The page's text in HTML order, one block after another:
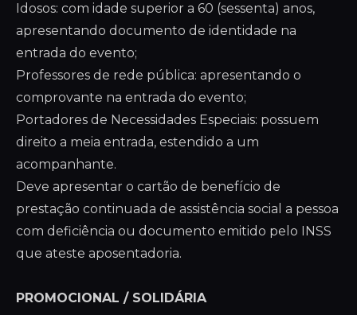
Idosos: com idade superior a 60 (sessenta) anos,
apresentando documento de identidade na
entrada do evento;
Professores de rede pública: apresentando o
comprovante na entrada do evento;
Portadores de Necessidades Especiais: possuem
direito a meia entrada, estendido a um
acompanhante.
Deve apresentar o cartão de benefício de
prestação continuada de assistência social a pessoa
com deficiência ou documento emitido pelo INSS
que ateste aposentadoria.
PROMOCIONAL / SOLIDÁRIA